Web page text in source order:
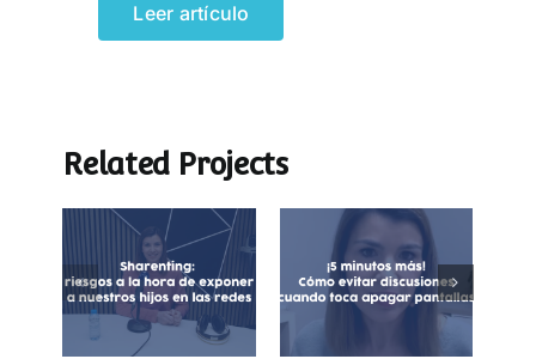
Leer artículo
Related Projects
Sharenting:
exposición de
menores en
redes sociales
Cómo evitar
discusiones
cuando toca